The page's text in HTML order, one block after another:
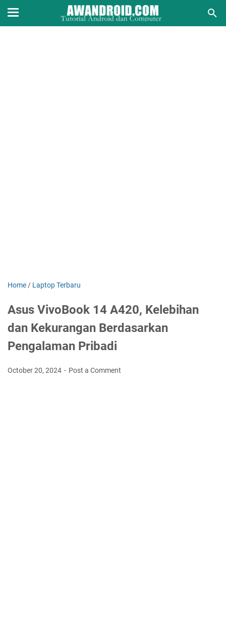
Home / Laptop Terbaru
Asus VivoBook 14 A420, Kelebihan
dan Kekurangan Berdasarkan
Pengalaman Pribadi
October 20, 2024 Post a Comment